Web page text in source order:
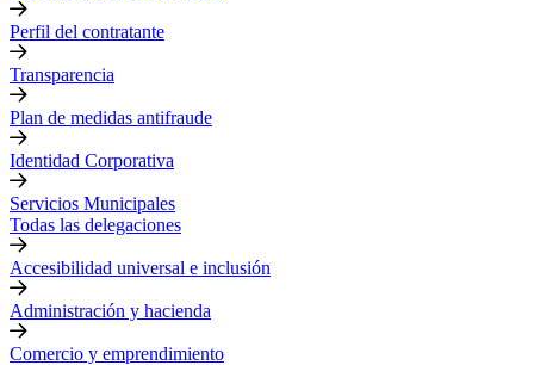
Perfil del contratante
Transparencia
Plan de medidas antifraude
Identidad Corporativa
Servicios Municipales
Todas las delegaciones
Accesibilidad universal e inclusión
Administración y hacienda
Comercio y emprendimiento